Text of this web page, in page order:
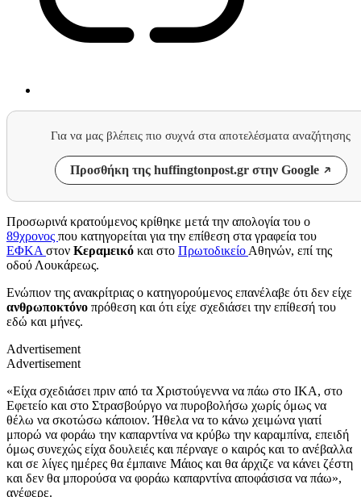
Για να μας βλέπεις πιο συχνά στα αποτελέσματα αναζήτησης
Προσθήκη της huffingtonpost.gr στην Google
Προσωρινά κρατούμενος κρίθηκε μετά την απολογία του ο
89χρονος που κατηγορείται για την επίθεση στα γραφεία του
ΕΦΚΑ στον Κεραμεικό και στο Πρωτοδικείο Αθηνών, επί της
οδού Λουκάρεως.
Ενώπιον της ανακρίτριας ο κατηγορούμενος επανέλαβε ότι δεν είχε
ανθρωποκτόνο πρόθεση και ότι είχε σχεδιάσει την επίθεσή του
εδώ και μήνες.
Advertisement
Advertisement
«Είχα σχεδιάσει πριν από τα Χριστούγεννα να πάω στο ΙΚΑ, στο
Εφετείο και στο Στρασβούργο να πυροβολήσω χωρίς όμως να
θέλω να σκοτώσω κάποιον. Ήθελα να το κάνω χειμώνα γιατί
μπορώ να φοράω την καπαρντίνα να κρύβω την καραμπίνα, επειδή
όμως συνεχώς είχα δουλειές και πέρναγε ο καιρός και το ανέβαλλα
και σε λίγες ημέρες θα έμπαινε Μάιος και θα άρχιζε να κάνει ζέστη
και δεν θα μπορούσα να φοράω καπαρντίνα αποφάσισα να πάω»,
ανέφερε.